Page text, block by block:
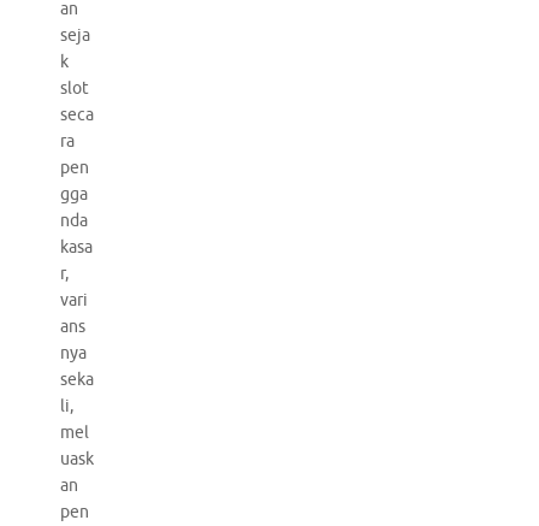
an
seja
k
slot
seca
ra
pen
gga
nda
kasa
r,
vari
ans
nya
seka
li,
mel
uask
an
pen